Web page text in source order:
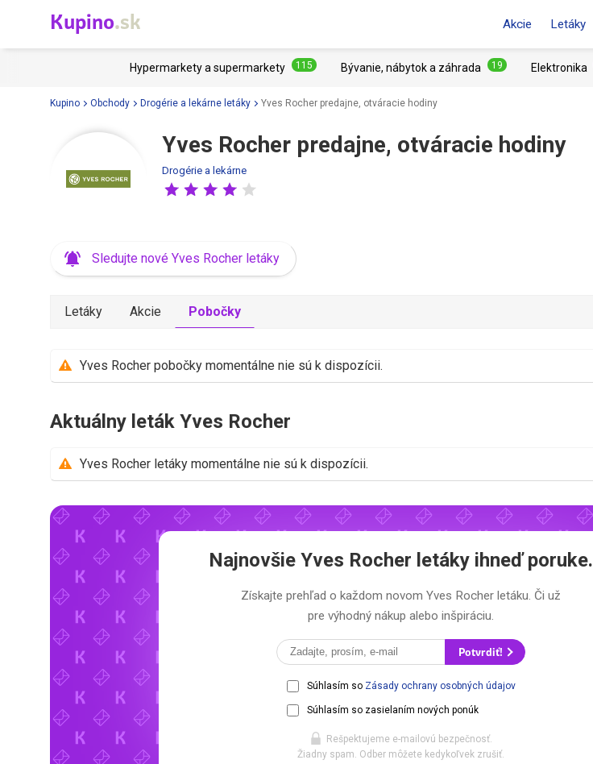
Kupino.sk Akcie Letáky
Hypermarkety a supermarkety 115 Bývanie, nábytok a záhrada 19 Elektronika
Kupino Obchody Drogérie a lekárne letáky Yves Rocher predajne, otváracie hodiny
Yves Rocher predajne, otváracie hodiny
Drogérie a lekárne
Sledujte nové Yves Rocher letáky
Letáky Akcie Pobočky
Yves Rocher pobočky momentálne nie sú k dispozícii.
Aktuálny leták Yves Rocher
Yves Rocher letáky momentálne nie sú k dispozícii.
Najnovšie Yves Rocher letákyihneď poruke.
Získajte prehľad o každom novom Yves Rocher letáku. Či už
pre výhodný nákup alebo inšpiráciu.
Potvrdiť!
Súhlasím so Zásady ochrany osobných údajov
Súhlasím so zasielaním nových ponúk
Rešpektujeme e-mailovú bezpečnosť.
Žiadny spam. Odber môžete kedykoľvek zrušiť.